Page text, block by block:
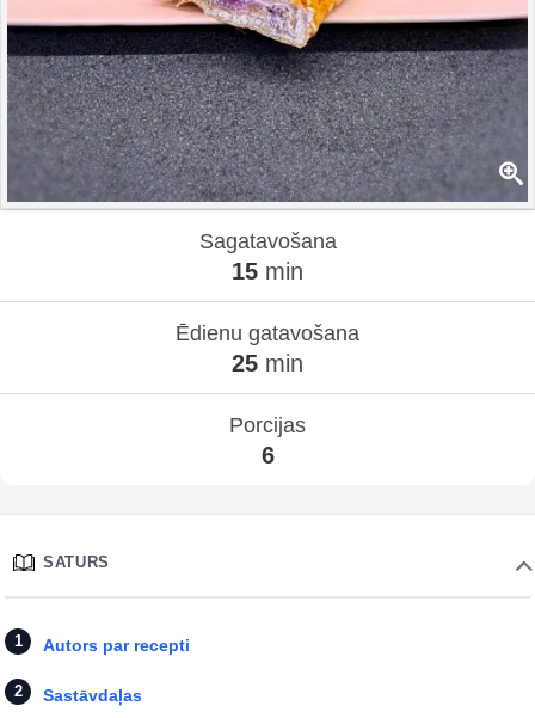
Sagatavošana
15 min
Ēdienu gatavošana
25 min
Porcijas
6
SATURS
Autors par recepti
Sastāvdaļas